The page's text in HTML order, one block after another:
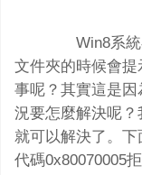
Win8系統
文件夾的時候會提
事呢？其實這是
況要怎麼解決呢
就可以解決了。
代碼0x80070005